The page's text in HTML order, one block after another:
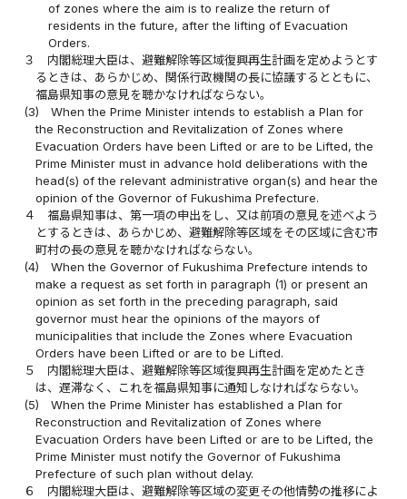
of zones where the aim is to realize the return of
residents in the future, after the lifting of Evacuation
Orders.
３
内閣総理大臣は、避難解除等区域復興再生計画を定めようとす
るときは、あらかじめ、関係行政機関の長に協議するとともに、
福島県知事の意見を聴かなければならない。
(3)
When the Prime Minister intends to establish a Plan for
the Reconstruction and Revitalization of Zones where
Evacuation Orders have been Lifted or are to be Lifted, the
Prime Minister must in advance hold deliberations with the
head(s) of the relevant administrative organ(s) and hear the
opinion of the Governor of Fukushima Prefecture.
４
福島県知事は、第一項の申出をし、又は前項の意見を述べよう
とするときは、あらかじめ、避難解除等区域をその区域に含む市
町村の長の意見を聴かなければならない。
(4)
When the Governor of Fukushima Prefecture intends to
make a request as set forth in paragraph (1) or present an
opinion as set forth in the preceding paragraph, said
governor must hear the opinions of the mayors of
municipalities that include the Zones where Evacuation
Orders have been Lifted or are to be Lifted.
５
内閣総理大臣は、避難解除等区域復興再生計画を定めたとき
は、遅滞なく、これを福島県知事に通知しなければならない。
(5)
When the Prime Minister has established a Plan for
Reconstruction and Revitalization of Zones where
Evacuation Orders have been Lifted or are to be Lifted, the
Prime Minister must notify the Governor of Fukushima
Prefecture of such plan without delay.
６
内閣総理大臣は、避難解除等区域の変更その他情勢の推移によ